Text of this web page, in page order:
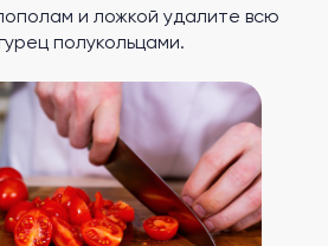
и ложкой удалите всю
полукольцами.